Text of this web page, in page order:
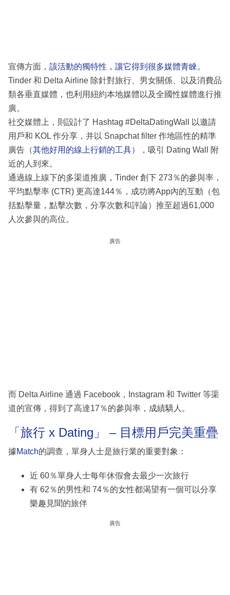
宣傳方面， 該活動的獨特性，讓它得到很多媒體青睞。
Tinder 和 Delta Airline 除針對旅行、男女關係、以及消費品
類各垂直媒體，也利用紐約本地媒體以及全國性媒體進行推
廣。
社交媒體上，則設計了 Hashtag #DeltaDatingWall 以邀請
用戶和 KOL 作分享，并以 Snapchat filter 作地區性的精準
廣告（其他好用的線上行銷的工具），吸引 Dating Wall 附
近的人到來。
通過線上線下的多渠道推廣，Tinder 創下 273％的參與率，
平均點擊率 (CTR) 更高達144％，成功將App內的互動（包
括點擊量，點擊次數，分享次數和評論）推至超過61,000
人次參與的高位。
廣告
而 Delta Airline 通過 Facebook，Instagram 和 Twitter 等渠
道的宣傳，得到了高達17％的參與率，成績驕人。
「旅行 x Dating」 – 目標用戶完美重疊
據Match的調查，單身人士是旅行業的重要對象：
近 60％單身人士每年休假會去最少一次旅行
有 62％的男性和 74％的女性都渴望有一個可以分享
樂趣見聞的旅伴
廣告